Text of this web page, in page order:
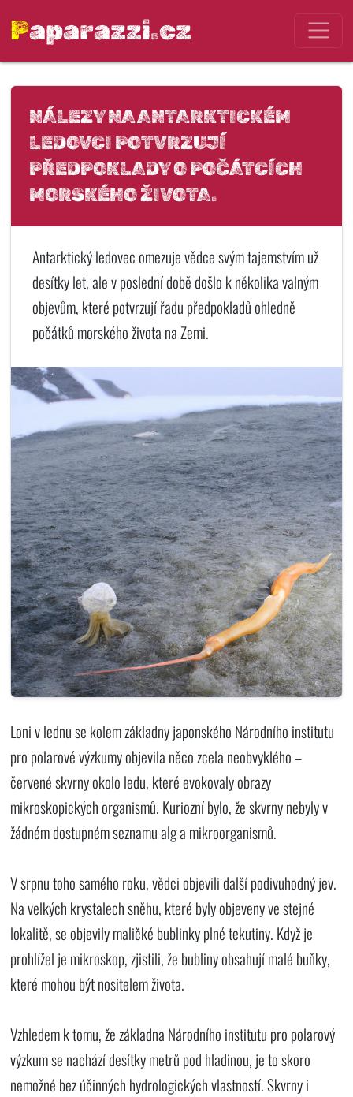
Paparazzi.cz
NÁLEZY NA ANTARKTICKÉM
LEDOVCI POTVRZUJÍ
PŘEDPOKLADY O POČÁTCÍCH
MORSKÉHO ŽIVOTA.
Antarktický ledovec omezuje vědce svým tajemstvím už
desítky let, ale v poslední době došlo k několika valným
objevům, které potvrzují řadu předpokladů ohledně
počátků morského života na Zemi.
Loni v lednu se kolem základny japonského Národního institutu
pro polarové výzkumy objevila něco zcela neobvyklého –
červené skvrny okolo ledu, které evokovaly obrazy
mikroskopických organismů. Kuriozní bylo, že skvrny nebyly v
žádném dostupném seznamu alg a mikroorganismů.
V srpnu toho samého roku, vědci objevili další podivuhodný jev.
Na velkých krystalech sněhu, které byly objeveny ve stejné
lokalitě, se objevily maličké bublinky plné tekutiny. Když je
prohlížel je mikroskop, zjistili, že bubliny obsahují malé buňky,
které mohou být nositelem života.
Vzhledem k tomu, že základna Národního institutu pro polarový
výzkum se nachází desítky metrů pod hladinou, je to skoro
nemožné bez účinných hydrologických vlastností. Skvrny i